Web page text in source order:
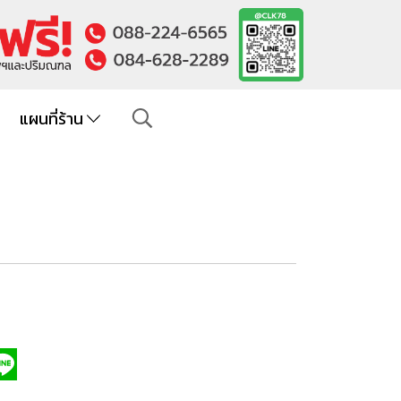
แผนที่ร้าน